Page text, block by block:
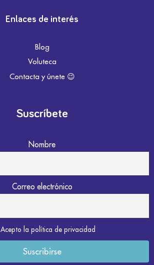
Enlaces de interés
Blog
Voluteca
Contacta y únete 😉
Suscríbete
Nombre
Correo electrónico
Acepto la política de privacidad